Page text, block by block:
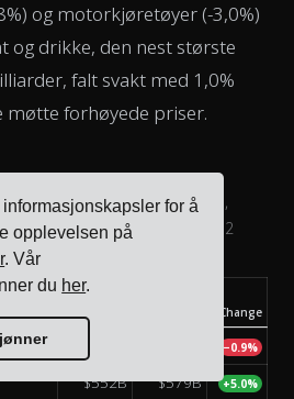
for å
opplevelsen på
. Vår
du her.
og motorkjøretøyer (-3,0%)
og drikke, den nest største
falt svakt med 1,0%
forhøyede priser.
sector in the US ($ billions,
Q2 2024 vs last 4 quarters Q2
by value added for L4Q Q2 2024 and
2024 Value
Change
−0.9%
$552B $579B +5.0%